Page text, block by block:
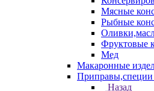
Мясные
Рыбные
Фруктовые
Мед
Макаронные
Приправы,специи
Назад